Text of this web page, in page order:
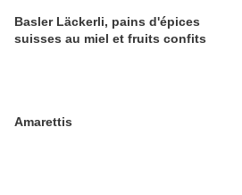
Basler Läckerli, pains d'épices
suisses au miel et fruits confits
Amarettis